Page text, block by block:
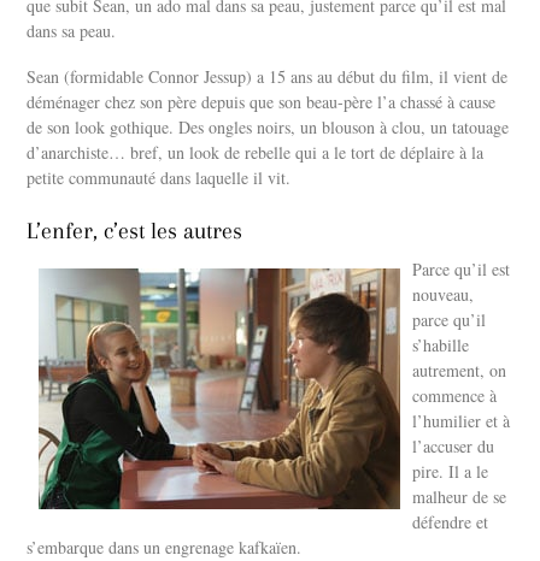
que subit Sean, un ado mal dans sa peau, justement parce qu’il est mal
dans sa peau.
Sean (formidable Connor Jessup) a 15 ans au début du film, il vient de
déménager chez son père depuis que son beau-père l’a chassé à cause
de son look gothique. Des ongles noirs, un blouson à clou, un tatouage
d’anarchiste… bref, un look de rebelle qui a le tort de déplaire à la
petite communauté dans laquelle il vit.
L’enfer, c’est les autres
Parce qu’il est
nouveau,
parce qu’il
s’habille
autrement, on
commence à
l’humilier et à
l’accuser du
pire. Il a le
malheur de se
défendre et
s’embarque dans un engrenage kafkaïen.